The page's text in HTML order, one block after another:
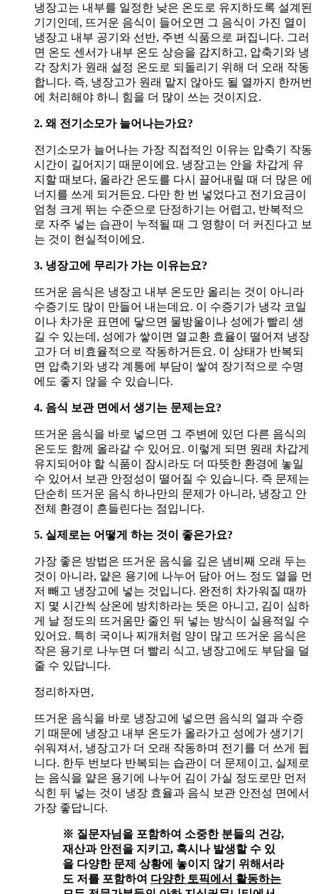
냉장고는 내부를 일정한 낮은 온도로 유지하도록 설계된
기기인데, 뜨거운 음식이 들어오면 그 음식이 가진 열이
냉장고 내부 공기와 선반, 주변 식품으로 퍼집니다. 그러
면 온도 센서가 내부 온도 상승을 감지하고, 압축기와 냉
각 장치가 원래 설정 온도로 되돌리기 위해 더 오래 작동
합니다. 즉, 냉장고가 원래 맡지 않아도 될 열까지 한꺼번
에 처리해야 하니 힘을 더 많이 쓰는 것이지요.
2. 왜 전기소모가 늘어나는가요?
전기소모가 늘어나는 가장 직접적인 이유는 압축기 작동
시간이 길어지기 때문이에요. 냉장고는 안을 차갑게 유
지할 때보다, 올라간 온도를 다시 끌어내릴 때 더 많은 에
너지를 쓰게 되거든요. 다만 한 번 넣었다고 전기요금이
엄청 크게 뛰는 수준으로 단정하기는 어렵고, 반복적으
로 자주 넣는 습관이 누적될 때 그 영향이 더 커진다고 보
는 것이 현실적이에요.
3. 냉장고에 무리가 가는 이유는요?
뜨거운 음식은 냉장고 내부 온도만 올리는 것이 아니라
수증기도 많이 만들어 내는데요. 이 수증기가 냉각 코일
이나 차가운 표면에 닿으면 물방울이나 성에가 빨리 생
길 수 있는데, 성에가 쌓이면 열교환 효율이 떨어져 냉장
고가 더 비효율적으로 작동하거든요. 이 상태가 반복되
면 압축기와 냉각 계통에 부담이 쌓여 장기적으로 수명
에도 좋지 않을 수 있습니다.
4. 음식 보관 면에서 생기는 문제는요?
뜨거운 음식을 바로 넣으면 그 주변에 있던 다른 음식의
온도도 함께 올라갈 수 있어요. 이렇게 되면 원래 차갑게
유지되어야 할 식품이 잠시라도 더 따뜻한 환경에 놓일
수 있어서 보관 안정성이 떨어질 수 있습니다. 즉 문제는
단순히 뜨거운 음식 하나만의 문제가 아니라, 냉장고 안
전체 환경이 흔들린다는 점입니다.
5. 실제로는 어떻게 하는 것이 좋은가요?
가장 좋은 방법은 뜨거운 음식을 깊은 냄비째 오래 두는
것이 아니라, 얕은 용기에 나누어 담아 어느 정도 열을 먼
저 빼고 냉장고에 넣는 것입니다. 완전히 차가워질 때까
지 몇 시간씩 상온에 방치하라는 뜻은 아니고, 김이 심하
게 날 정도의 뜨거움만 줄인 뒤 넣는 방식이 실용적일 수
있어요. 특히 국이나 찌개처럼 양이 많고 뜨거운 음식은
작은 용기로 나누면 더 빨리 식고, 냉장고에도 부담을 덜
줄 수 있답니다.
정리하자면,
뜨거운 음식을 바로 냉장고에 넣으면 음식의 열과 수증
기 때문에 냉장고 내부 온도가 올라가고 성에가 생기기
쉬워져서, 냉장고가 더 오래 작동하며 전기를 더 쓰게 됩
니다. 한두 번보다 반복되는 습관이 더 문제이고, 실제로
는 음식을 얕은 용기에 나누어 김이 가실 정도로만 먼저
식힌 뒤 넣는 것이 냉장 효율과 음식 보관 안전성 면에서
가장 좋답니다.
※ 질문자님을 포함하여 소중한 분들의 건강,
재산과 안전을 지키고, 혹시나 발생할 수 있
을 다양한 문제 상황에 놓이지 않기 위해서라
도 저를 포함하여 다양한 토픽에서 활동하는